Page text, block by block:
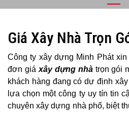
Giá Xây Nhà Trọn
Công ty xây dựng Minh Phát
đơn giá xây dựng nhàtrọn gói
khách hàng đang có dự định
lựa chọn một công ty uy tín tin
chuyên xây dựng nhà phố, biệt